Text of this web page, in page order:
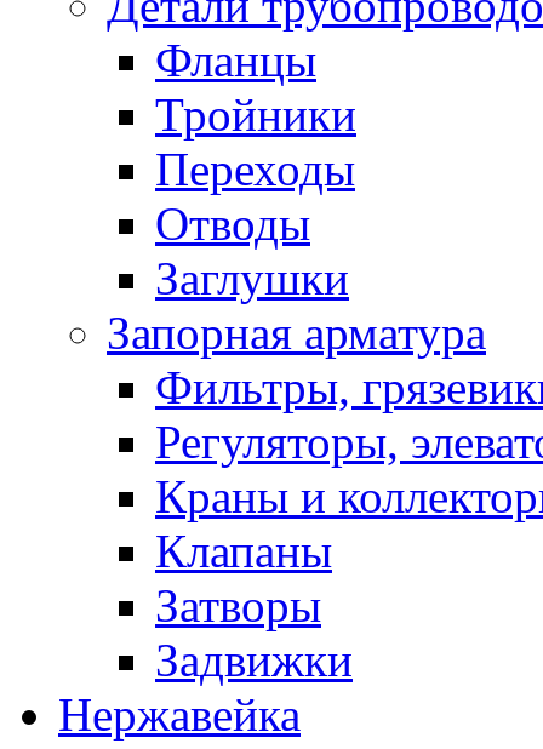
Фланцы
Тройники
Переходы
Отводы
Заглушки
Запорная арматура
Фильтры,
Регуляторы,
Краны и
Клапаны
Затворы
Задвижки
Нержавейка